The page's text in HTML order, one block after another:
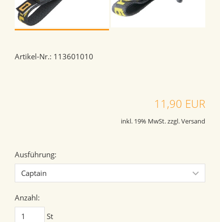
Artikel-Nr.: 113601010
11,90 EUR
inkl. 19% MwSt. zzgl. Versand
Ausführung:
Anzahl:
St